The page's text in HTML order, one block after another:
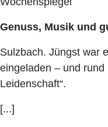
Genuss, Musik und
Sulzbach. Jüngst war
eingeladen – und
Leidenschaft“.
[...]